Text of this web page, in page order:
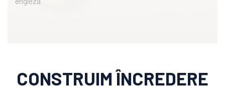
CONSTRUIM ÎNCREDERE